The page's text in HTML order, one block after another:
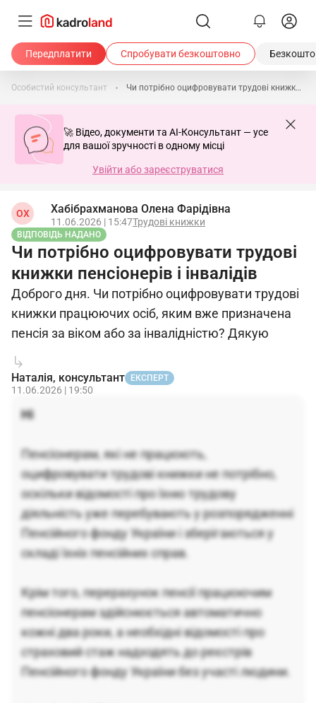
Передплатити Спробувати безкоштовно
Особистий консультант Чи потрібно оцифровувати трудові книжки пенсіонерів і інвалідів
🚀 Відео, документи та AI-Консультант — усе
для вашої зручності в одному місці
Увійти або зареєструватися
ОХ Хабібрахманова Олена Фарідівна
11.06.2026 | 15:47Трудові книжки
ВІДПОВІДЬ НАДАНО
Чи потрібно оцифровувати трудові
книжки пенсіонерів і інвалідів
Доброго дня. Чи потрібно оцифровувати трудові
книжки працюючих осіб, яким вже призначена
пенсія за віком або за інвалідністю? Дякую
Наталія, консультант ЕКСПЕРТ
11.06.2026 | 19:50
Ні
Пенсіонерам, які не працюють,
оцифровувати трудові книжки не потрібно,
оскільки відомості про їхню трудову
діяльність уже перебувають у розпорядженні
Пенсійного фонду України і зберігаються у
складі їхніх пенсійних справ.
Крім того, перерахунок пенсії працюючим
пенсіонерам здійснюється автоматично
кожні два роки, а необхідні відомості про
страховий стаж надходять до реєстрів
Пенсійного фонду України без участі людини.